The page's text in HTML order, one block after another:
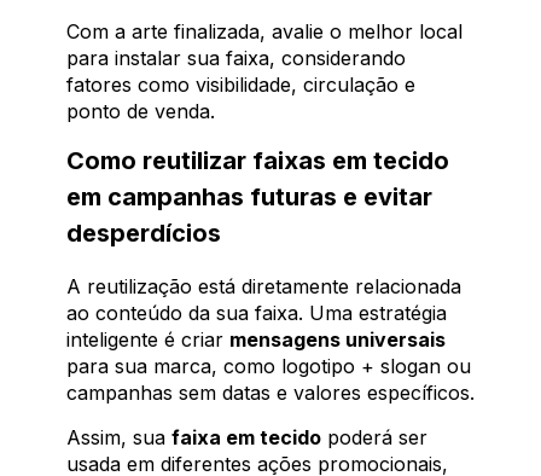
Com a arte finalizada, avalie o melhor local
para instalar sua faixa, considerando
fatores como visibilidade, circulação e
ponto de venda.
Como reutilizar faixas em tecido
em campanhas futuras e evitar
desperdícios
A reutilização está diretamente relacionada
ao conteúdo da sua faixa. Uma estratégia
inteligente é criar mensagens universais
para sua marca, como logotipo + slogan ou
campanhas sem datas e valores específicos.
Assim, sua faixa em tecido poderá ser
usada em diferentes ações promocionais,